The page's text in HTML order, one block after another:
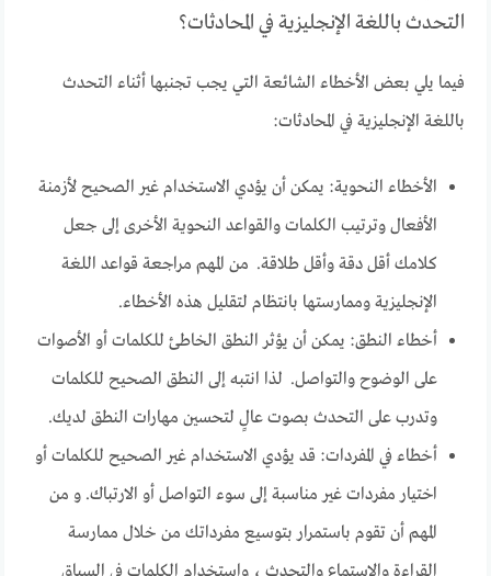
التحدث باللغة الإنجليزية في المحادثات؟
فيما يلي بعض الأخطاء الشائعة التي يجب تجنبها أثناء التحدث
باللغة الإنجليزية في المحادثات:
الأخطاء النحوية: يمكن أن يؤدي الاستخدام غير الصحيح لأزمنة
الأفعال وترتيب الكلمات والقواعد النحوية الأخرى إلى جعل
كلامك أقل دقة وأقل طلاقة. من المهم مراجعة قواعد اللغة
الإنجليزية وممارستها بانتظام لتقليل هذه الأخطاء.
أخطاء النطق: يمكن أن يؤثر النطق الخاطئ للكلمات أو الأصوات
على الوضوح والتواصل. لذا انتبه إلى النطق الصحيح للكلمات
وتدرب على التحدث بصوت عالٍ لتحسين مهارات النطق لديك.
أخطاء في المفردات: قد يؤدي الاستخدام غير الصحيح للكلمات أو
اختيار مفردات غير مناسبة إلى سوء التواصل أو الارتباك. و من
المهم أن تقوم باستمرار بتوسيع مفرداتك من خلال ممارسة
القراءة والاستماع والتحدث ، واستخدام الكلمات في السياق